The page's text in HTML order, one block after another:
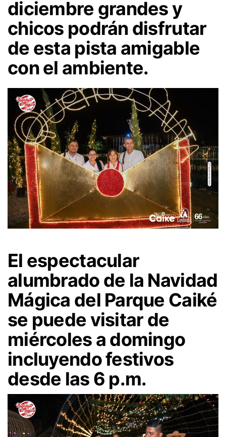
diciembre grandes y
chicos podrán disfrutar
de esta pista amigable
con el ambiente.
El espectacular
alumbrado de la Navidad
Mágica del Parque Caiké
se puede visitar de
miércoles a domingo
incluyendo festivos
desde las 6 p.m.